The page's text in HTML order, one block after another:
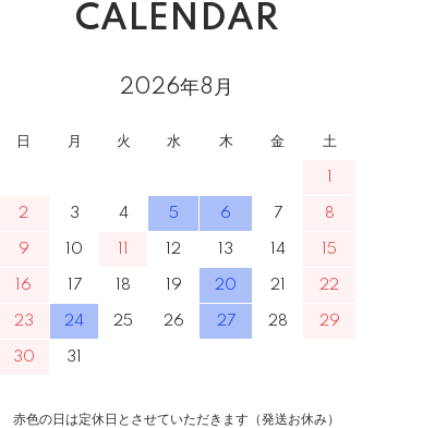
CALENDAR
2026年8月
日 月 火 水 木 金 土
2 3 4 5 6 7 8
9 10 12 13 14 15
16 17 18 19 20 21 22
23 24 25 26 27 28 29
30 31
赤色の日は定休日とさせていただきます（発送お休み）